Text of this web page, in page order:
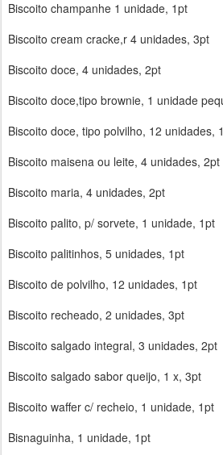
Biscoito champanhe 1 unidade, 1pt
Biscoito cream cracke,r 4 unidades, 3pt
Biscoito doce, 4 unidades, 2pt
Biscoito doce,tipo brownie, 1 unidade
Biscoito doce, tipo polvilho, 12 unidades,
Biscoito maisena ou leite, 4 unidades, 2pt
Biscoito maria, 4 unidades, 2pt
Biscoito palito, p/ sorvete, 1 unidade, 1pt
Biscoito palitinhos, 5 unidades, 1pt
Biscoito de polvilho, 12 unidades, 1pt
Biscoito recheado, 2 unidades, 3pt
Biscoito salgado integral, 3 unidades, 2pt
Biscoito salgado sabor queijo, 1 x, 3pt
Biscoito waffer c/ recheio, 1 unidade, 1pt
Bisnaguinha, 1 unidade, 1pt